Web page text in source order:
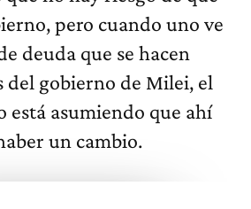
pero cuando uno ve
deuda que se hacen
del gobierno de Milei, el
está asumiendo que ahí
un cambio.